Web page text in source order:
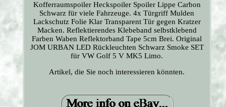
Kofferraumspoiler Heckspoiler Spoiler Lippe Carbon
Schwarz für viele Fahrzeuge. 4x Türgriff Mulden
Lackschutz Folie Klar Transparent Tür gegen Kratzer
Macken. Reflektierendes Klebeband selbstklebend
Farben Waben Reflektorband Tape 5cm Brei. Original
JOM URBAN LED Rückleuchten Schwarz Smoke SET
für VW Golf 5 V MK5 Limo.
Artikel, die Sie noch interessieren könnten.